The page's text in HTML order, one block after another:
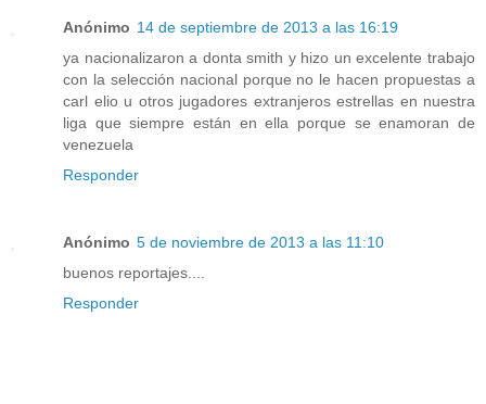
Anónimo 14 de septiembre de 2013 a las 16:19
ya nacionalizaron a donta smith y hizo un excelente trabajo
con la selección nacional porque no le hacen propuestas a
carl elio u otros jugadores extranjeros estrellas en nuestra
liga que siempre están en ella porque se enamoran de
venezuela
Responder
Anónimo 5 de noviembre de 2013 a las 11:10
buenos reportajes....
Responder